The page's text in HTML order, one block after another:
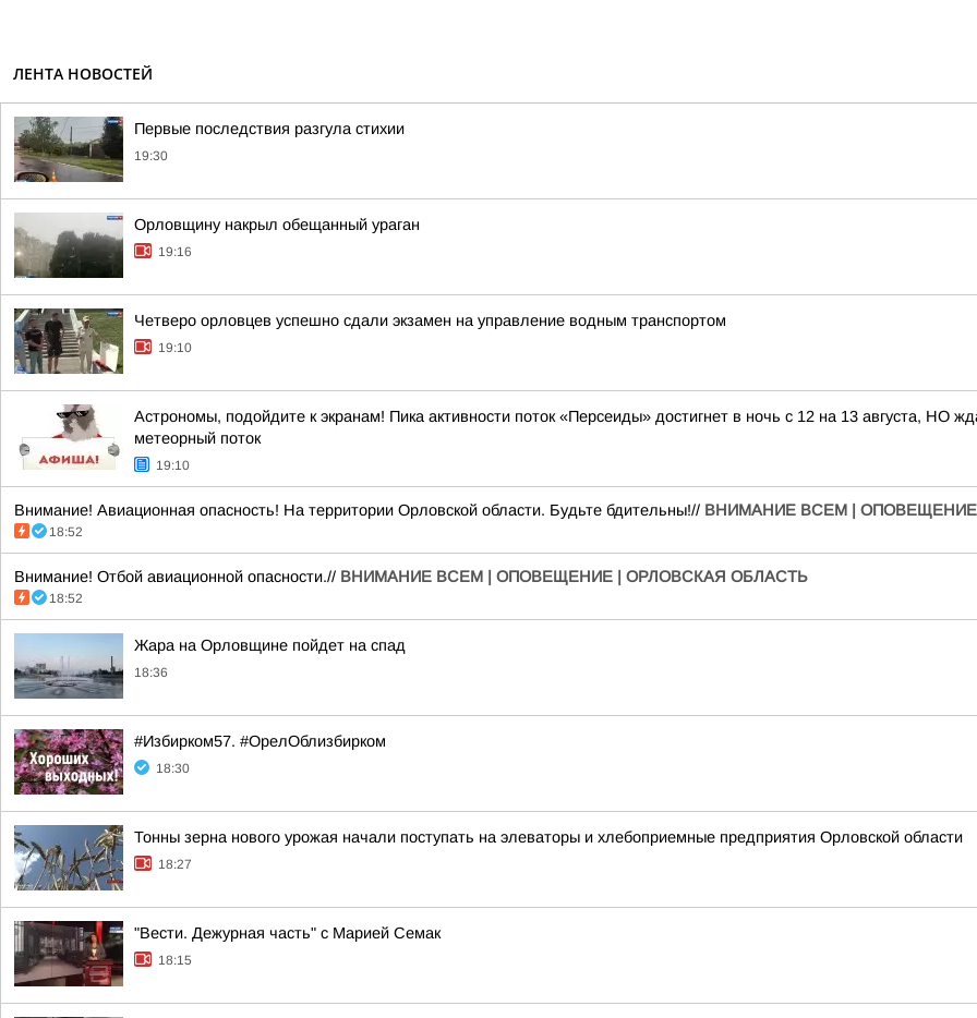
ЛЕНТА НОВОСТЕЙ
Первые последствия разгула стихии
19:30
Орловщину накрыл обещанный ураган
19:16
Четверо орловцев успешно сдали экзамен на управление водным транспортом
19:10
Астрономы, подойдите к экранам! Пика активности поток «Персеиды» достигнет в ночь с 12 на 13 августа, НО
метеорный поток
19:10
Внимание! Авиационная опасность! На территории Орловской области. Будьте бдительны!// ВНИМАНИЕ ВСЕМ |
18:52
Внимание! Отбой авиационной опасности.// ВНИМАНИЕ ВСЕМ | ОПОВЕЩЕНИЕ | ОРЛОВСКАЯ ОБЛАСТЬ
18:52
Жара на Орловщине пойдет на спад
18:36
#Избирком57. #ОрелОблизбирком
18:30
Тонны зерна нового урожая начали поступать на элеваторы и хлебоприемные предприятия Орловской области
18:27
"Вести. Дежурная часть" с Марией Семак
18:15